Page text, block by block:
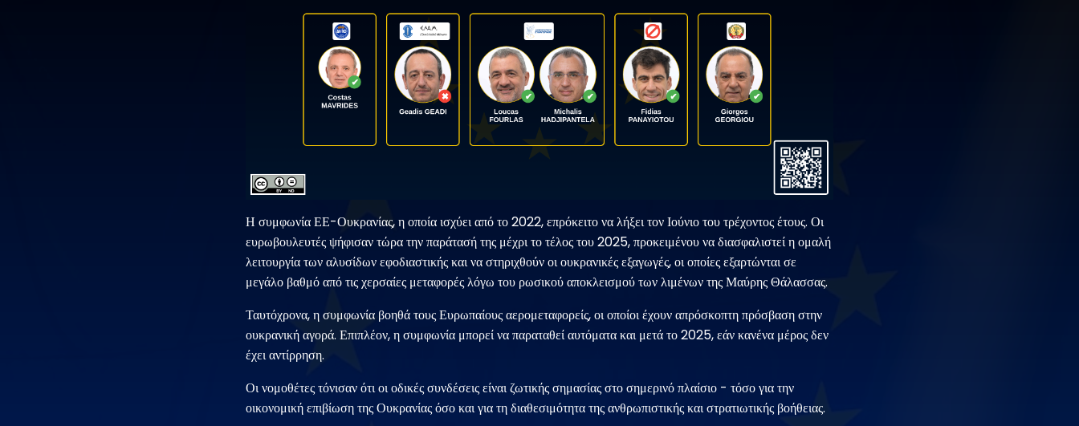
Η συμφωνία ΕΕ-Ουκρανίας, η οποία ισχύει από το 2022, επρόκειτο να λήξει τον Ιούνιο του τρέχοντος έτους. Οι
ευρωβουλευτές ψήφισαν τώρα την παράτασή της μέχρι το τέλος του 2025, προκειμένου να διασφαλιστεί η ομαλή
λειτουργία των αλυσίδων εφοδιαστικής και να στηριχθούν οι ουκρανικές εξαγωγές, οι οποίες εξαρτώνται σε
μεγάλο βαθμό από τις χερσαίες μεταφορές λόγω του ρωσικού αποκλεισμού των λιμένων της Μαύρης Θάλασσας.
Ταυτόχρονα, η συμφωνία βοηθά τους Ευρωπαίους αερομεταφορείς, οι οποίοι έχουν απρόσκοπτη πρόσβαση στην
ουκρανική αγορά. Επιπλέον, η συμφωνία μπορεί να παραταθεί αυτόματα και μετά το 2025, εάν κανένα μέρος δεν
έχει αντίρρηση.
Οι νομοθέτες τόνισαν ότι οι οδικές συνδέσεις είναι ζωτικής σημασίας στο σημερινό πλαίσιο - τόσο για την
οικονομική επιβίωση της Ουκρανίας όσο και για τη διαθεσιμότητα της ανθρωπιστικής και στρατιωτικής βοήθειας.